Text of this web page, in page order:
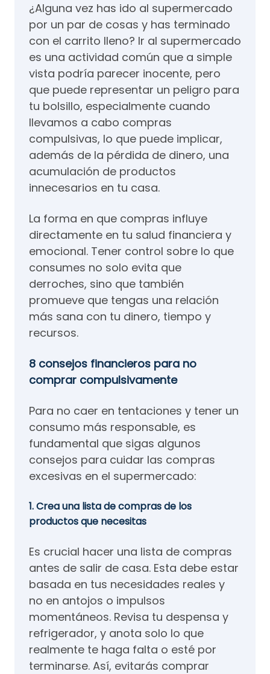
¿Alguna vez has ido al supermercado
por un par de cosas y has terminado
con el carrito lleno? Ir al supermercado
es una actividad común que a simple
vista podría parecer inocente, pero
que puede representar un peligro para
tu bolsillo, especialmente cuando
llevamos a cabo compras
compulsivas, lo que puede implicar,
además de la pérdida de dinero, una
acumulación de productos
innecesarios en tu casa.
La forma en que compras influye
directamente en tu salud financiera y
emocional. Tener control sobre lo que
consumes no solo evita que
derroches, sino que también
promueve que tengas una relación
más sana con tu dinero, tiempo y
recursos.
8 consejos financieros para no
comprar compulsivamente
Para no caer en tentaciones y tener un
consumo más responsable, es
fundamental que sigas algunos
consejos para cuidar las compras
excesivas en el supermercado:
1. Crea una lista de compras de los
productos que necesitas
Es crucial hacer una lista de compras
antes de salir de casa. Esta debe estar
basada en tus necesidades reales y
no en antojos o impulsos
momentáneos. Revisa tu despensa y
refrigerador, y anota solo lo que
realmente te haga falta o esté por
terminarse. Así, evitarás comprar